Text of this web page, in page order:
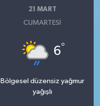
21 MART
CUMARTESI
6°
Bölgesel düzensiz yağmur
yağışlı